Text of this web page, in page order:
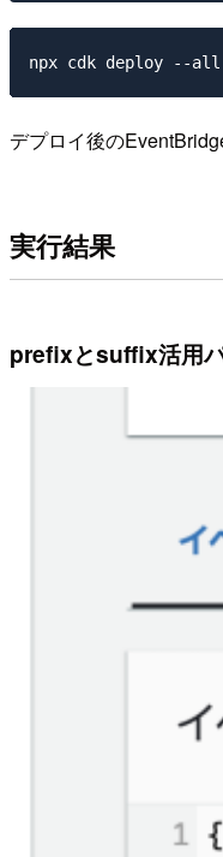
デプロイ後の
実行結果
prefixとsuffix活用